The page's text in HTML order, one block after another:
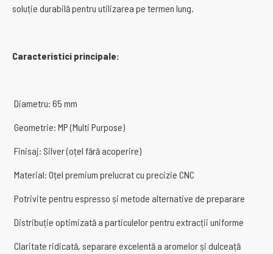
soluție durabilă pentru utilizarea pe termen lung.
Caracteristici principale:
Diametru: 65 mm
Geometrie: MP (Multi Purpose)
Finisaj: Silver (oțel fără acoperire)
Material: Oțel premium prelucrat cu precizie CNC
Potrivite pentru espresso și metode alternative de preparare
Distribuție optimizată a particulelor pentru extracții uniforme
Claritate ridicată, separare excelentă a aromelor și dulceață